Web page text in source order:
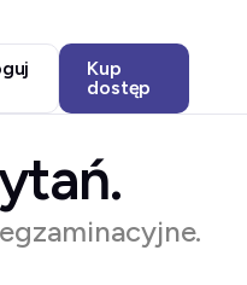
Kup
dostęp